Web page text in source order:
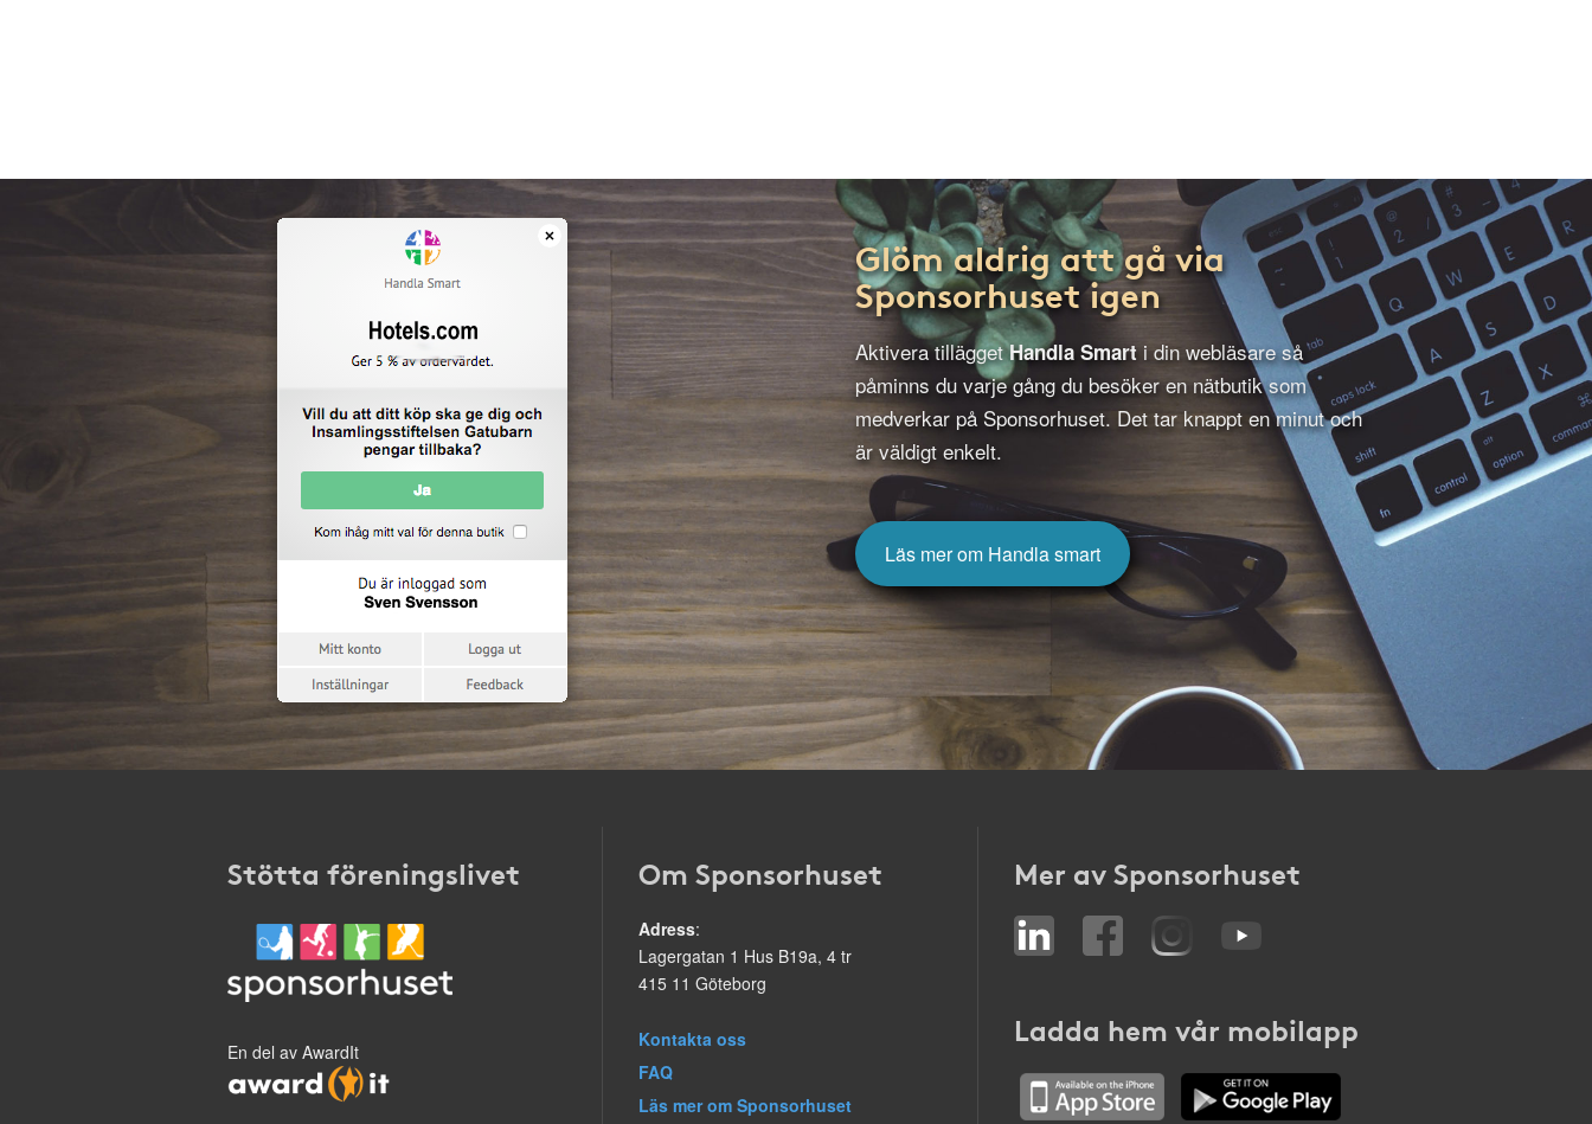
Glöm aldrig att gå via
Sponsorhuset igen
Aktivera tilläggetHandla Smarti din webläsare så
påminns du varje gång du besöker en nätbutik som
medverkar på Sponsorhuset. Det tar knappt en minut och
är väldigt enkelt.
Läs mer om Handla smart
Stötta föreningslivet
En del av AwardIt
Om Sponsorhuset
Adress:
Lagergatan 1 Hus B19a, 4 tr
415 11 Göteborg
Kontakta oss
FAQ
Läs mer om Sponsorhuset
Mer av Sponsorhuset
Ladda hem vår mobilapp